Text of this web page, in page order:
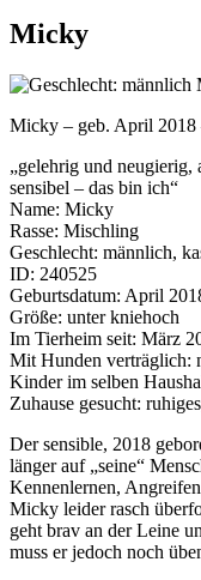
Micky
Micky – geb. April 2018
„gelehrig und neugierig,
sensibel – das bin ich“
Name: Micky
Rasse: Mischling
Geschlecht: männlich,
ID: 240525
Geburtsdatum: April
Größe: unter kniehoch
Im Tierheim seit: März
Mit Hunden verträglich:
Kinder im selben
Zuhause gesucht:
Der sensible, 2018
länger auf „seine“
Kennenlernen,
Micky leider rasch
geht brav an der Leine
muss er jedoch noch